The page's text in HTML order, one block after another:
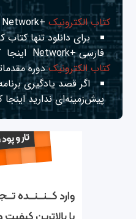
کتاب الکترونیک+Network راهنمای شبکه‌ها
برای دانلود تنها کتاب
فارسی +Network
اینجا
کتاب الکترونیکدوره
اگر قصد یادگیری
پیش‌زمینه‌ای نداریداینجا